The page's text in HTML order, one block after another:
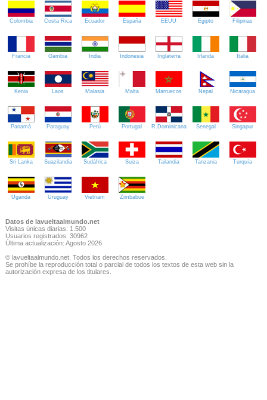
Colombia Costa Rica Ecuador España EEUU Egipto Filipinas
Francia Gambia India Indonesia Inglaterra Irlanda Italia
Kenia Laos Malasia Malta Marruecos Nepal Nicaragua
Panamá Paraguay Perú Portugal R.Dominicana Senegal Singapur
Sri Lanka Suazilandia Sudáfrica Suiza Tailandia Tanzania Turquía
Uganda Uruguay Vietnam Zimbabue
Datos de lavueltaalmundo.net
Visitas únicas diarias: 1.500
Usuarios registrados: 30962
Última actualización: Agosto 2026
© lavueltaalmundo.net. Todos los derechos reservados.
Se prohíbe la reproducción total o parcial de todos los textos de esta web sin la
autorización expresa de los titulares.